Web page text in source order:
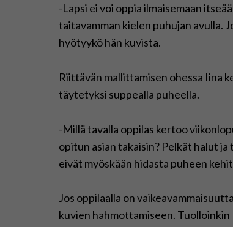
-Lapsi ei voi oppia ilmaisemaan
taitavamman kielen puhujan avulla.
hyötyykö hän kuvista.
Riittävän mallittamisen ohessa Iina
täytetyksi suppealla puheella.
-Millä tavalla oppilas kertoo
opitun asian takaisin? Pelkät halut
eivät myöskään hidasta puheen
Jos oppilaalla on
kuvien hahmottamiseen.